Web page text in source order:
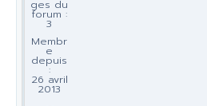
ges du
forum :
3
Membr
e
depuis
:
26 avril
2013